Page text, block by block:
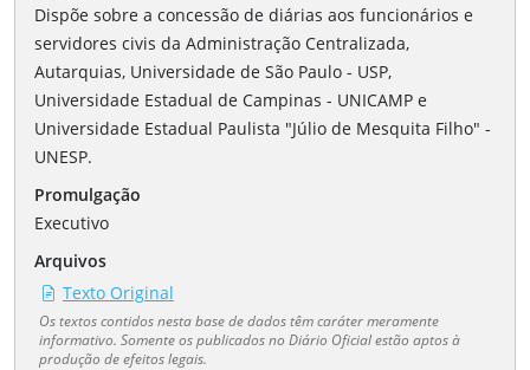
Dispõe sobre a concessão de diárias aos funcionários e
servidores civis da Administração Centralizada,
Autarquias, Universidade de São Paulo - USP,
Universidade Estadual de Campinas - UNICAMP e
Universidade Estadual Paulista "Júlio de Mesquita Filho" -
UNESP.
Promulgação
Executivo
Arquivos
Texto Original
Os textos contidos nesta base de dados têm caráter meramente
informativo. Somente os publicados no Diário Oficial estão aptos à
produção de efeitos legais.